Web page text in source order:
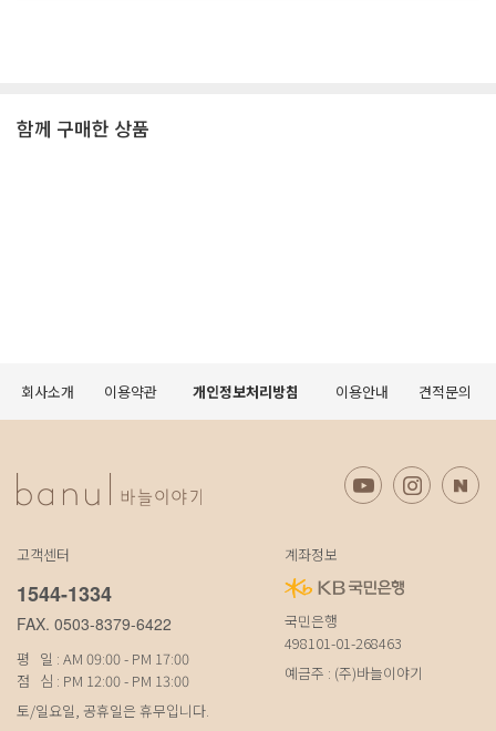
함께 구매한 상품
회사소개 이용약관 개인정보처리방침 이용안내 견적문의
고객센터
1544-1334
FAX. 0503-8379-6422
평 일 : AM 09:00 - PM 17:00
점 심 : PM 12:00 - PM 13:00
토/일요일, 공휴일은 휴무입니다.
계좌정보
국민은행
498101-01-268463
예금주 : (주)바늘이야기